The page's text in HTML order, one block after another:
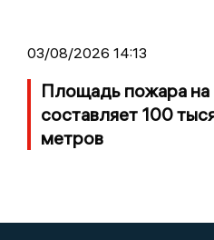
03/08/2026 14:13
Площадь пожара
составляет 100
метров